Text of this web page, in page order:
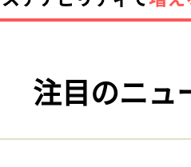
注目のニュ